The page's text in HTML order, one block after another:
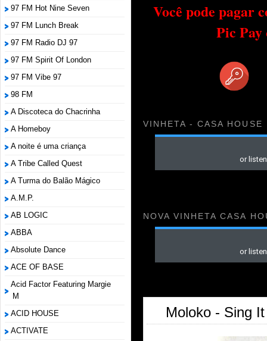
97 FM Hot Nine Seven
97 FM Lunch Break
97 FM Radio DJ 97
97 FM Spirit Of London
97 FM Vibe 97
98 FM
A Discoteca do Chacrinha
A Homeboy
A noite é uma criança
A Tribe Called Quest
A Turma do Balão Mágico
A.M.P.
AB LOGIC
ABBA
Absolute Dance
ACE OF BASE
Acid Factor Featuring Margie
M
ACID HOUSE
ACTIVATE
Você pode pagar
Pic
VINHETA - CASA HOUSE
NOVA VINHETA CASA
Moloko - Sing